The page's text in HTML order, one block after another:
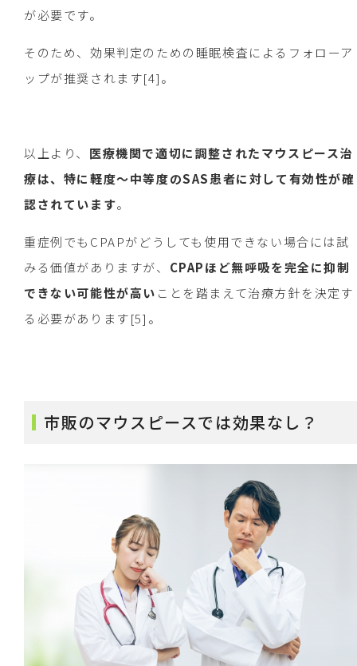
が必要です。
そのため、効果判定のための睡眠検査によるフォローア
ップが推奨されます[4]。
以上より、 医療機関で適切に調整されたマウスピース治
療は、特に軽度〜中等度のSAS患者に対して有効性が確
認されています。
重症例でもCPAPがどうしても使用できない場合には試
みる価値がありますが、 CPAPほど無呼吸を完全に抑制
できない可能性が高い ことを踏まえて治療方針を決定す
る必要があります[5]。
市販のマウスピースでは効果なし？